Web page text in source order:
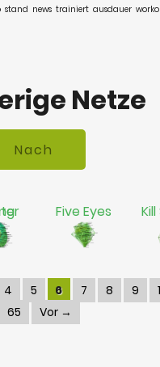
stand news trainiert ausdauer
Netze
Five Eyes
4 5 6 7 8 9
65
Vor →